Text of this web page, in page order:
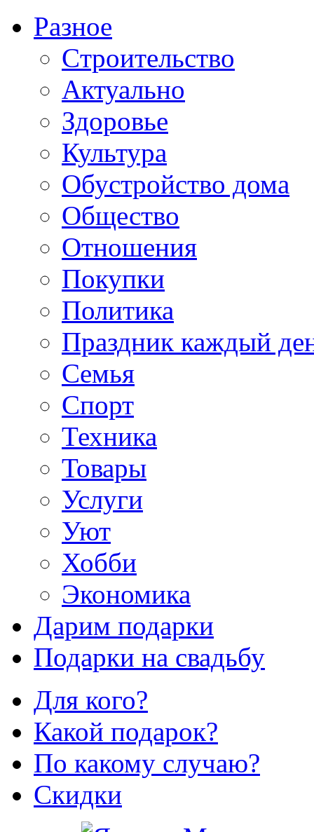
Разное
Cтроительство
Актуально
Здоровье
Культура
Обустройство дома
Общество
Отношения
Покупки
Политика
Праздник каждый
Семья
Спорт
Техника
Товары
Услуги
Уют
Хобби
Экономика
Дарим подарки
Подарки на свадьбу
Для кого?
Какой подарок?
По какому случаю?
Скидки